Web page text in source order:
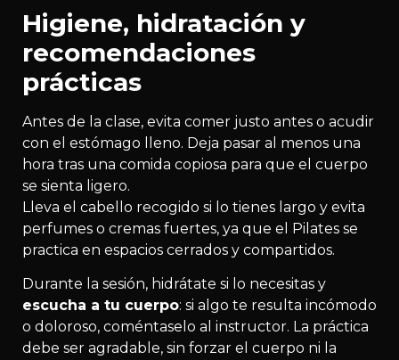
Higiene, hidratación y
recomendaciones
prácticas
Antes de la clase, evita comer justo antes o acudir
con el estómago lleno. Deja pasar al menos una
hora tras una comida copiosa para que el cuerpo
se sienta ligero.
Lleva el cabello recogido si lo tienes largo y evita
perfumes o cremas fuertes, ya que el Pilates se
practica en espacios cerrados y compartidos.
Durante la sesión, hidrátate si lo necesitas y
escucha a tu cuerpo: si algo te resulta incómodo
o doloroso, coméntaselo al instructor. La práctica
debe ser agradable, sin forzar el cuerpo ni la